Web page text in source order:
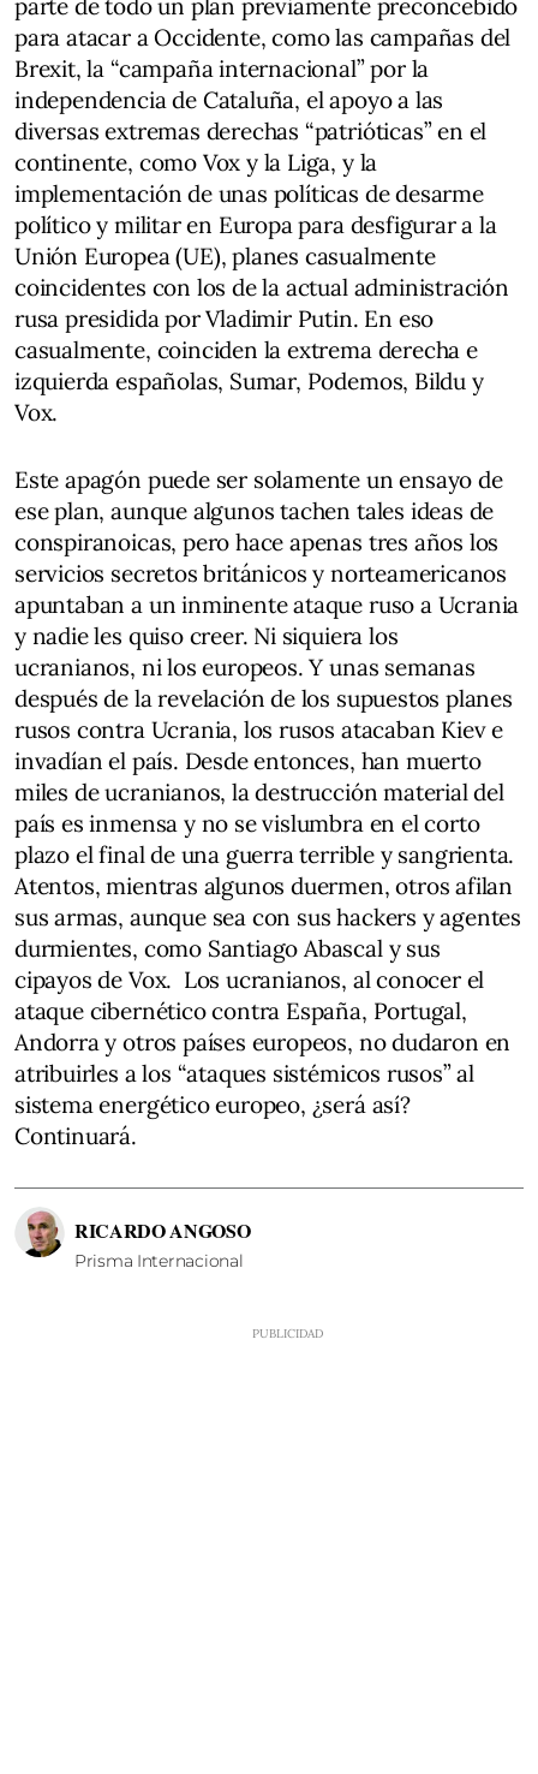
parte de todo un plan previamente preconcebido
para atacar a Occidente, como las campañas del
Brexit, la “campaña internacional” por la
independencia de Cataluña, el apoyo a las
diversas extremas derechas “patrióticas” en el
continente, como Vox y la Liga, y la
implementación de unas políticas de desarme
político y militar en Europa para desfigurar a la
Unión Europea (UE), planes casualmente
coincidentes con los de la actual administración
rusa presidida por Vladimir Putin. En eso
casualmente, coinciden la extrema derecha e
izquierda españolas, Sumar, Podemos, Bildu y
Vox.
Este apagón puede ser solamente un ensayo de
ese plan, aunque algunos tachen tales ideas de
conspiranoicas, pero hace apenas tres años los
servicios secretos británicos y norteamericanos
apuntaban a un inminente ataque ruso a Ucrania
y nadie les quiso creer. Ni siquiera los
ucranianos, ni los europeos. Y unas semanas
después de la revelación de los supuestos planes
rusos contra Ucrania, los rusos atacaban Kiev e
invadían el país. Desde entonces, han muerto
miles de ucranianos, la destrucción material del
país es inmensa y no se vislumbra en el corto
plazo el final de una guerra terrible y sangrienta.
Atentos, mientras algunos duermen, otros afilan
sus armas, aunque sea con sus hackers y agentes
durmientes, como Santiago Abascal y sus
cipayos de Vox. Los ucranianos, al conocer el
ataque cibernético contra España, Portugal,
Andorra y otros países europeos, no dudaron en
atribuirles a los “ataques sistémicos rusos” al
sistema energético europeo, ¿será así?
Continuará.
RICARDO ANGOSO
Prisma Internacional